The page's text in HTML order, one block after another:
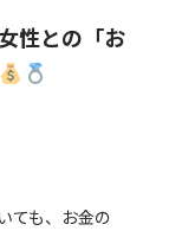
性との「お
ても、お金の